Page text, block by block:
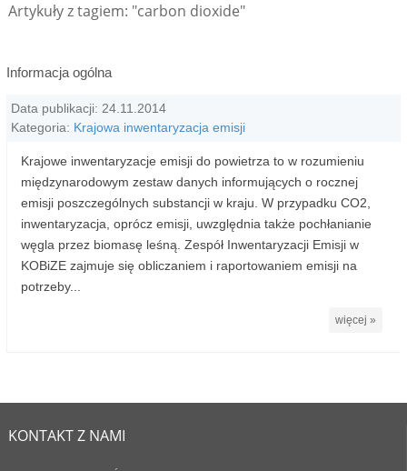
Artykuły z tagiem: "carbon dioxide"
Informacja ogólna
Data publikacji: 24.11.2014
Kategoria: Krajowa inwentaryzacja emisji
Krajowe inwentaryzacje emisji do powietrza to w rozumieniu
międzynarodowym zestaw danych informujących o rocznej
emisji poszczególnych substancji w kraju. W przypadku CO2,
inwentaryzacja, oprócz emisji, uwzględnia także pochłanianie
węgla przez biomasę leśną. Zespół Inwentaryzacji Emisji w
KOBiZE zajmuje się obliczaniem i raportowaniem emisji na
potrzeby...
więcej »
KONTAKT Z NAMI